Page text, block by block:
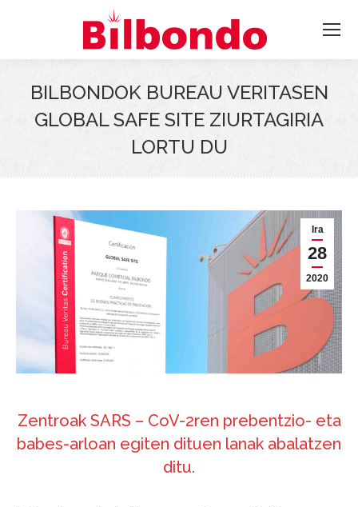
BILBONDOK BUREAU VERITASEN
GLOBAL SAFE SITE ZIURTAGIRIA
LORTU DU
Ira
28
2020
Zentroak SARS – CoV-2ren prebentzio- eta
babes-arloan egiten dituen lanak abalatzen
ditu.